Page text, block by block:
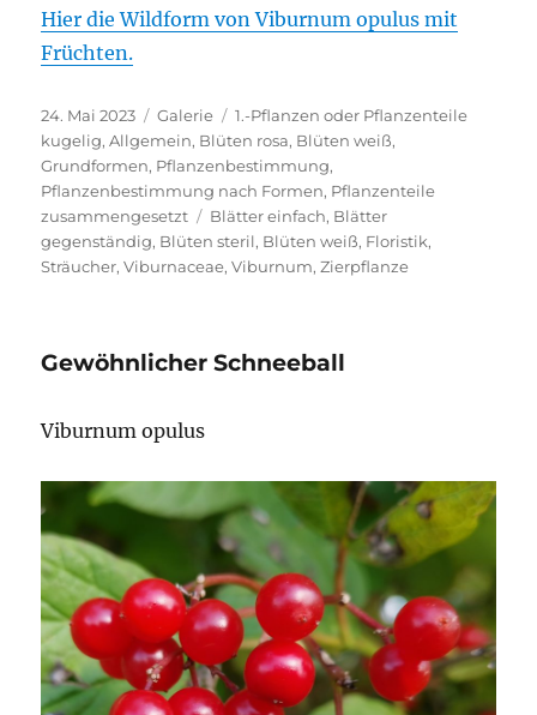
Hier die Wildform von Viburnum opulus mit
Früchten.
Veröffentlicht
am
24. Mai 2023 Format
Galerie Kategorien
1.-Pflanzen oder Pflanzenteile
kugelig,Allgemein, Blüten rosa, Blüten weiß,
Grundformen, Pflanzenbestimmung,
Pflanzenbestimmung nach Formen, Pflanzenteile
zusammengesetzt
Schlagwörter
Blätter einfach, Blätter
gegenständig, Blüten steril, Blüten weiß, Floristik,
Sträucher,Viburnaceae,Viburnum,Zierpflanze
Gewöhnlicher Schneeball
Viburnum opulus